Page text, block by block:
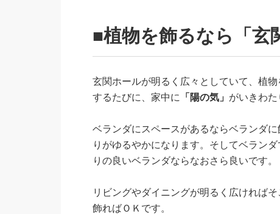
■植物を飾るなら「玄
玄関ホールが明るく広々としていて、植
するたびに、家中に
「陽の気」 がいきわた
ベランダにスペースがあるならベランダ
りがゆるやかになります。そしてベラン
りの良いベランダならなおさら良いです。
リビングやダイニングが明るく広ければ
飾ればＯＫです。